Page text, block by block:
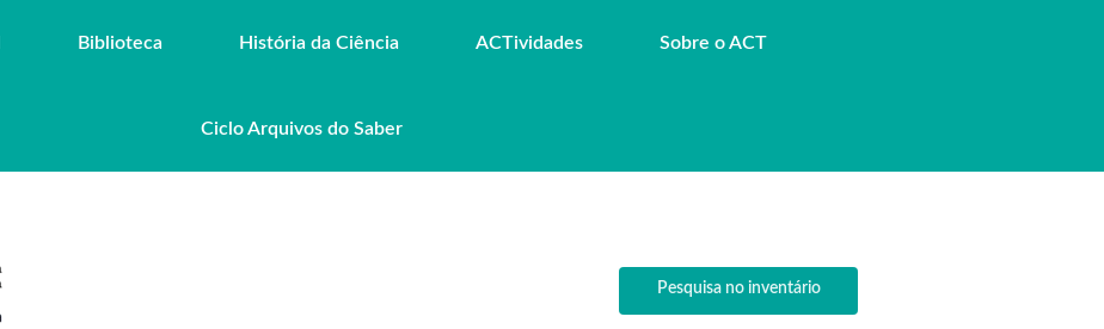
Biblioteca História da Ciência ACTividades Sobre o ACT
Ciclo Arquivos do Saber
Pesquisa no inventário